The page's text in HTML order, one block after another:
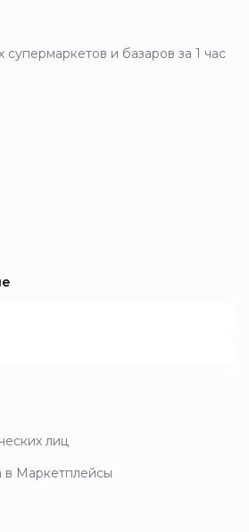
и базаров за 1 час
лиц
в Маркетплейсы